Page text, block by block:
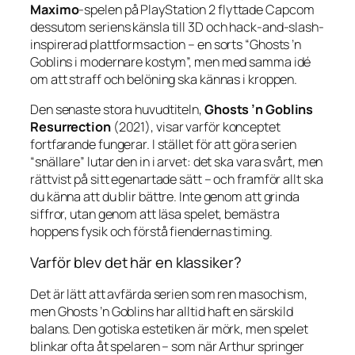
Maximo-spelen på PlayStation 2 flyttade Capcom
dessutom seriens känsla till 3D och hack-and-slash-
inspirerad plattformsaction – en sorts “Ghosts ’n
Goblins i modernare kostym”, men med samma idé
om att straff och belöning ska kännas i kroppen.
Den senaste stora huvudtiteln,Ghosts ’n Goblins
Resurrection(2021), visar varför konceptet
fortfarande fungerar. I stället för att göra serien
“snällare” lutar den in i arvet: det ska vara svårt, men
rättvist på sitt egenartade sätt – och framför allt ska
du känna att du blir bättre. Inte genom att grinda
siffror, utan genom att läsa spelet, bemästra
hoppens fysik och förstå fiendernas timing.
Varför blev det här en klassiker?
Det är lätt att avfärda serien som ren masochism,
menGhosts ’n Goblinshar alltid haft en särskild
balans. Den gotiska estetiken är mörk, men spelet
blinkar ofta åt spelaren – som när Arthur springer